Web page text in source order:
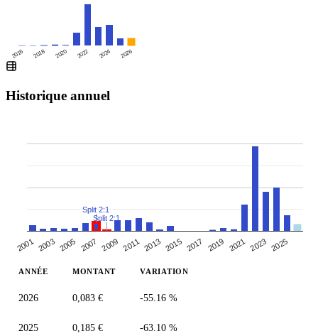
2016 2018 2020 2022 2024 2026
Historique annuel
2001 2003 2005 2007 2009 2011 2013 2015 2017 2019 2021 2023 2025
Split 2:1
Split 2:1
ANNÉE MONTANT VARIATION
2026 0,083 € -55.16 %
2025 0,185 € -63.10 %